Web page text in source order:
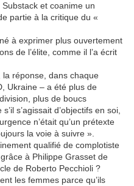
et coanime un
partie à la critique du «
à exprimer plus ouvertement
de l’élite, comme il l’a écrit
réponse, dans chaque
Ukraine – a été plus de
plus de boucs
s’agissait d’objectifs en soi,
n’était qu’un prétexte
la voie à suivre ».
qualifié de complotiste
à Philippe Grasset de
de Roberto Pecchioli ?
les femmes parce qu’ils